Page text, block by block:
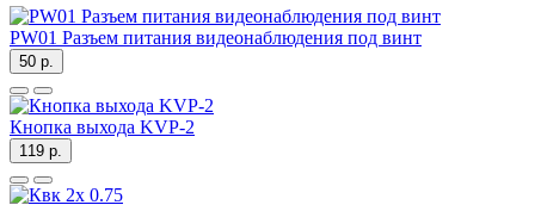
PW01 Разъем питания видеонаблюдения под винт
50 р.
Кнопка выхода KVP-2
119 р.